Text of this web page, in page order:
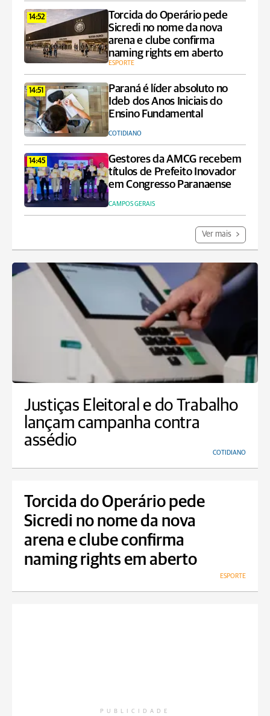
14:52
Torcida do Operário pede
Sicredi no nome da nova
arena e clube confirma
naming rights em aberto
ESPORTE
14:51
Paraná é líder absoluto no
Ideb dos Anos Iniciais do
Ensino Fundamental
COTIDIANO
14:45
Gestores da AMCG recebem
títulos de Prefeito Inovador
em Congresso Paranaense
CAMPOS GERAIS
Ver mais
Justiças Eleitoral e do Trabalho
lançam campanha contra
assédio
COTIDIANO
Torcida do Operário pede
Sicredi no nome da nova
arena e clube confirma
naming rights em aberto
ESPORTE
PUBLICIDADE